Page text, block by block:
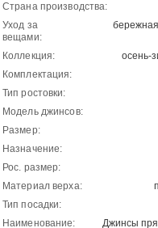
Страна производства:
Уход за
вещами:
Коллекция:
осень-
Комплектация:
Тип ростовки:
Модель джинсов:
Размер:
Назначение:
Рос. размер:
Материал верха:
Тип посадки:
Наименование:
Джинсы